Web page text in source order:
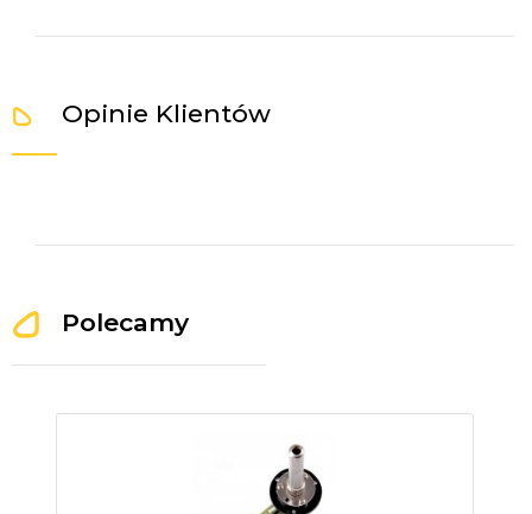
Opinie Klientów
Polecamy